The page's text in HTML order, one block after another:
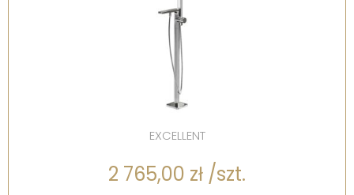
EXCELLENT
2 765,00 zł /szt.